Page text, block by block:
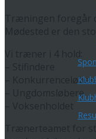
Træningen foregår
–
– Ungdomsløbere
Trænerteamet for